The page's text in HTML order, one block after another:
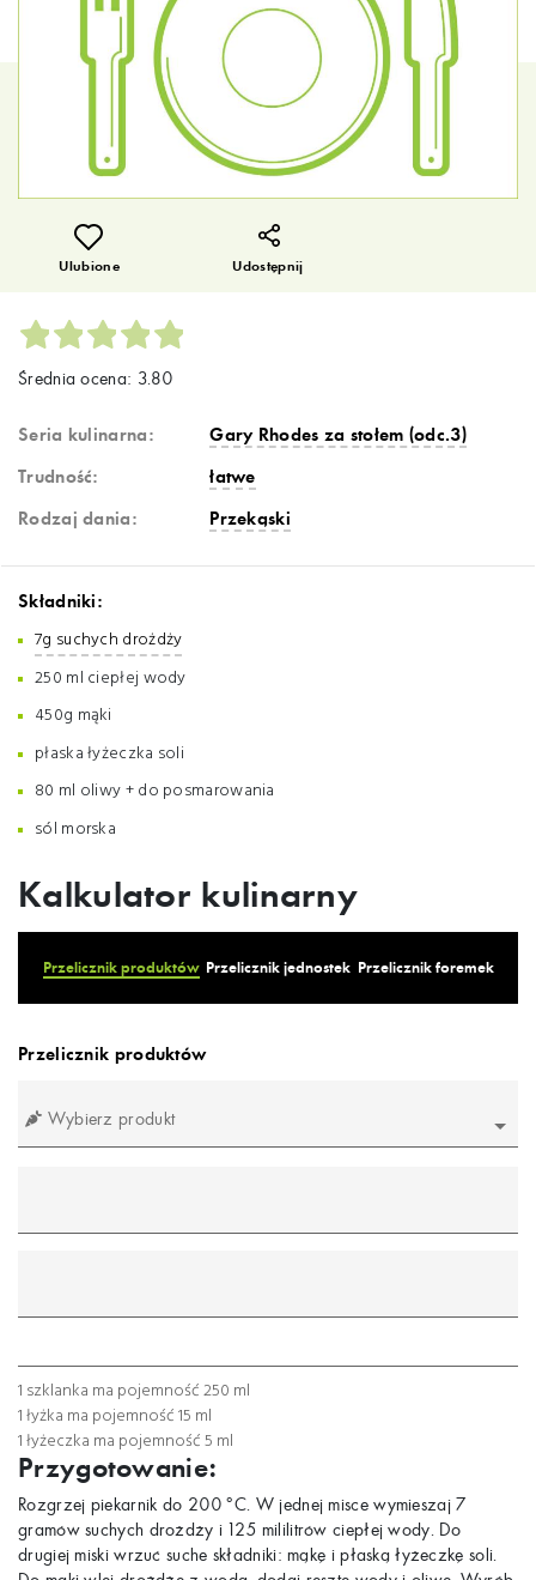
Ulubione Udostępnij
Średnia ocena: 3.80
Seria kulinarna:
Gary Rhodes za stołem (odc.3)
Trudność:
łatwe
Rodzaj dania:
Przekąski
Składniki:
7g suchych drożdży
250 ml ciepłej wody
450g mąki
płaska łyżeczka soli
80 ml oliwy + do posmarowania
sól morska
Kalkulator kulinarny
Przelicznik produktów Przelicznik jednostek Przelicznik foremek
Przelicznik produktów
Wybierz produkt
łyżeczka łyżka szklanka
1 szklanka ma pojemność 250 ml
1 łyżka ma pojemność 15 ml
1 łyżeczka ma pojemność 5 ml
Przygotowanie:
Rozgrzej piekarnik do 200°C. W jednej misce wymieszaj 7
gramów suchych drożdży i 125 mililitrów ciepłej wody. Do
drugiej miski wrzuć suche składniki: mąkę i płaską łyżeczkę soli.